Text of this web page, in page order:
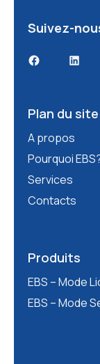
Suivez-
Facebook
Plan du site
A propos
Pourquoi
Services
Contacts
Produits
EBS – Mode
EBS – Mode